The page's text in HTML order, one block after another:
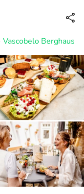
Bereikbaar tot 23:00 uur
Vascobelo Berghaus